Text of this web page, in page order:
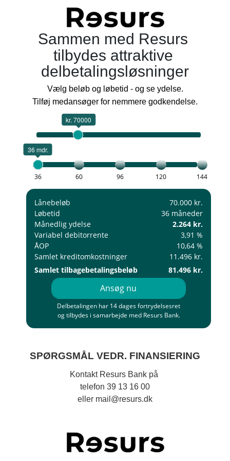
Sammen med Resurs
tilbydes attraktive
delbetalingsløsninger
Vælg beløb og løbetid - og se ydelse.
Tilføj medansøger for nemmere godkendelse.
kr. 70000
36 mdr.
36 60 96 120 144
Lånebeløb
70.000 kr.
Løbetid
36 måneder
Månedlig ydelse
2.264 kr.
Variabel debitorrente
3,91 %
ÅOP
10,64 %
Samlet kreditomkostninger
11.496 kr.
Samlet tilbagebetalingsbeløb
81.496 kr.
Ansøg nu
Delbetalingen har 14 dages fortrydelsesret
og tilbydes i samarbejde med Resurs Bank.
SPØRGSMÅL VEDR. FINANSIERING
Kontakt Resurs Bank på
telefon 39 13 16 00
eller mail@resurs.dk